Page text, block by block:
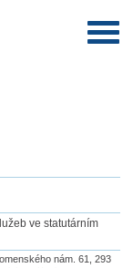
ve statutárním
nám. 61, 293